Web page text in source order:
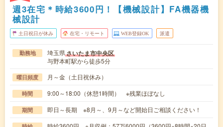
週3在宅＊時給3600円！【機械設計】FA機器機
械設計
土日祝日が休み 在宅・リモート WEB登録OK 派遣
勤務地 埼玉県さいたま市中央区
与野本町駅から徒歩5分
曜日頻度 月～金（土日祝休み）
時間 9:00～18:00（休憩1時間） ※残業ほぼなし
期間 即日～長期 ※8月～、9月～など開始日ご相談ください！